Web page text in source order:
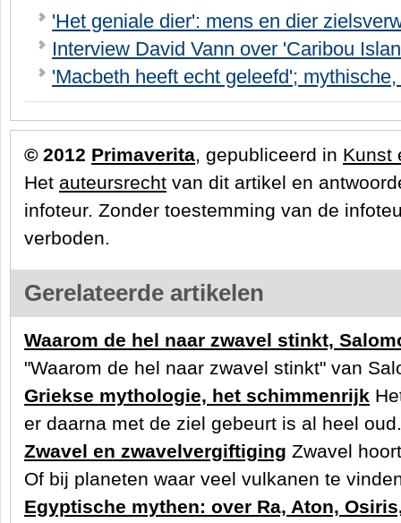
'Het geniale dier': mens en dier
Interview David Vann over 'Caribou
'Macbeth heeft echt geleefd';
© 2012 Primaverita, gepubliceerd in Kunst
Het auteursrecht van dit artikel en
infoteur. Zonder toestemming van de
verboden.
Gerelateerde artikelen
Waarom de hel naar zwavel stinkt,
"Waarom de hel naar zwavel stinkt" van
Griekse mythologie, het schimmenrijk
er daarna met de ziel gebeurt is al heel
Zwavel en zwavelvergiftiging Zwavel
Of bij planeten waar veel vulkanen te
Egyptische mythen: over Ra, Aton,